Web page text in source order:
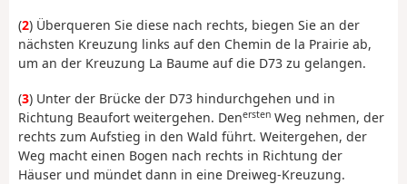
(2) Überqueren Sie diese nach rechts, biegen Sie an der
nächsten Kreuzung links auf den Chemin de la Prairie ab,
um an der Kreuzung La Baume auf die D73 zu gelangen.
(3) Unter der Brücke der D73 hindurchgehen und in
Richtung Beaufort weitergehen. Denersten Weg nehmen, der
rechts zum Aufstieg in den Wald führt. Weitergehen, der
Weg macht einen Bogen nach rechts in Richtung der
Häuser und mündet dann in eine Dreiweg-Kreuzung.